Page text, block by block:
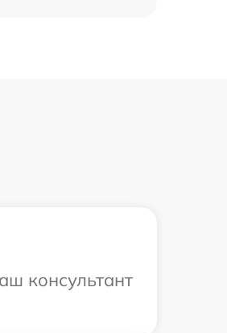
консультант